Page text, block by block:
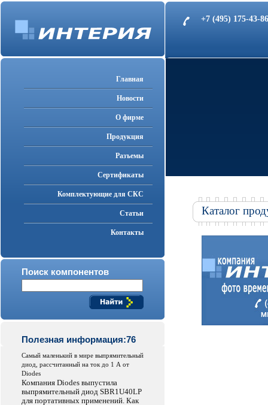
+7 (495) 175-43-
Главная
Новости
О фирме
Продукция
Разъемы
Cертификаты
Комплектующие для СКС
Статьи
Контакты
Поиск компонентов
Полезная информация:76
Самый маленький в мире выпрямительный
диод, рассчитанный на ток до 1 А от
Diodes
Компания Diodes выпустила
выпрямительный диод SBR1U40LP
для портативных применений. Как
Каталог